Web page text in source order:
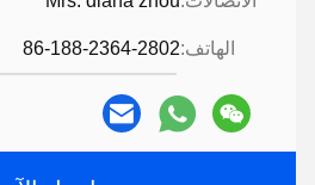
الهاتف:86-188-2364-2802